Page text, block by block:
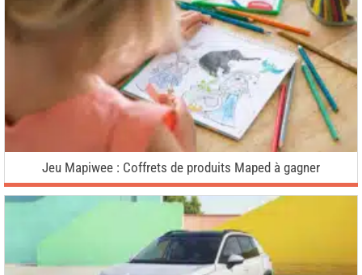
Jeu Mapiwee : Coffrets de produits Maped à gagner